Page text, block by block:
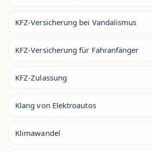
KFZ-Versicherung bei Vandalismus
KFZ-Versicherung für Fahranfänger
KFZ-Zulassung
Klang von Elektroautos
Klimawandel